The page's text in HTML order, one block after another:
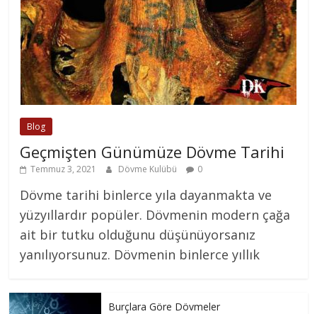
Blog
Geçmişten Günümüze Dövme Tarihi
Temmuz 3, 2021 Dövme Kulübü 0
Dövme tarihi binlerce yıla dayanmakta ve
yüzyıllardır popüler. Dövmenin modern çağa
ait bir tutku olduğunu düşünüyorsanız
yanılıyorsunuz. Dövmenin binlerce yıllık
Burçlara Göre Dövmeler